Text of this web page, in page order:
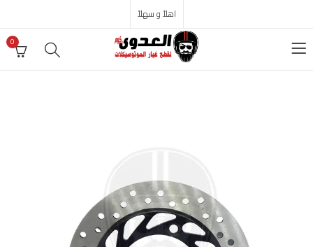
اهلاً و سهلاً
0